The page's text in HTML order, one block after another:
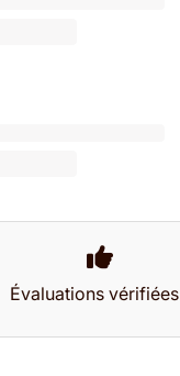
Évaluations vérifiées